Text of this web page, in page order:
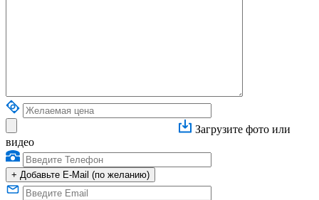
Загрузите фото или
видео
+ Добавьте E-Mail (по желанию)